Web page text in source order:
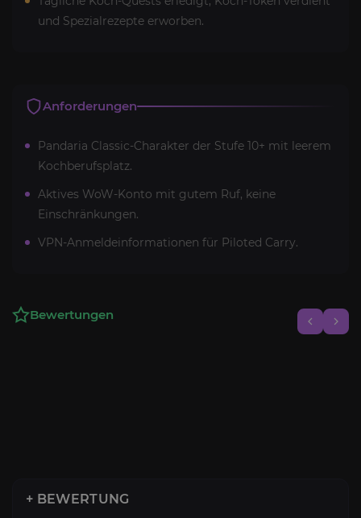
und Spezialrezepte erworben.
Anforderungen
Pandaria Classic-Charakter der Stufe 10+ mit leerem
Kochberufsplatz.
Aktives WoW-Konto mit gutem Ruf, keine
Einschränkungen.
VPN-Anmeldeinformationen für Piloted Carry.
Bewertungen
+ BEWERTUNG